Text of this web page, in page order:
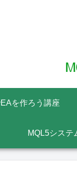
を作ろう講座
MQL5システ